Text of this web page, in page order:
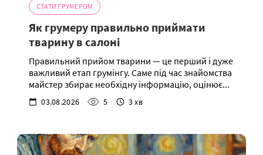
СТАТИ ГРУМЕРОМ
Як грумеру правильно приймати
тварину в салоні
Правильний прийом тварини — це перший і дуже
важливий етап грумінгу. Саме під час знайомства
майстер збирає необхідну інформацію, оцінює...
03.08.2026 5 3 хв